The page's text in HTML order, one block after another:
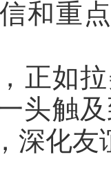
和重
如拉
头触
深化